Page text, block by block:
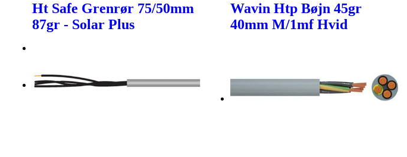
Ht Safe Grenrør 75/50mm
87gr - Solar Plus
Wavin Htp Bøjn 45gr
40mm M/1mf Hvid